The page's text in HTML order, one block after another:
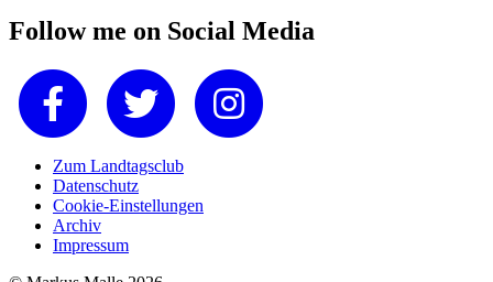
Follow me on Social Media
Zum Landtagsclub
Datenschutz
Cookie-Einstellungen
Archiv
Impressum